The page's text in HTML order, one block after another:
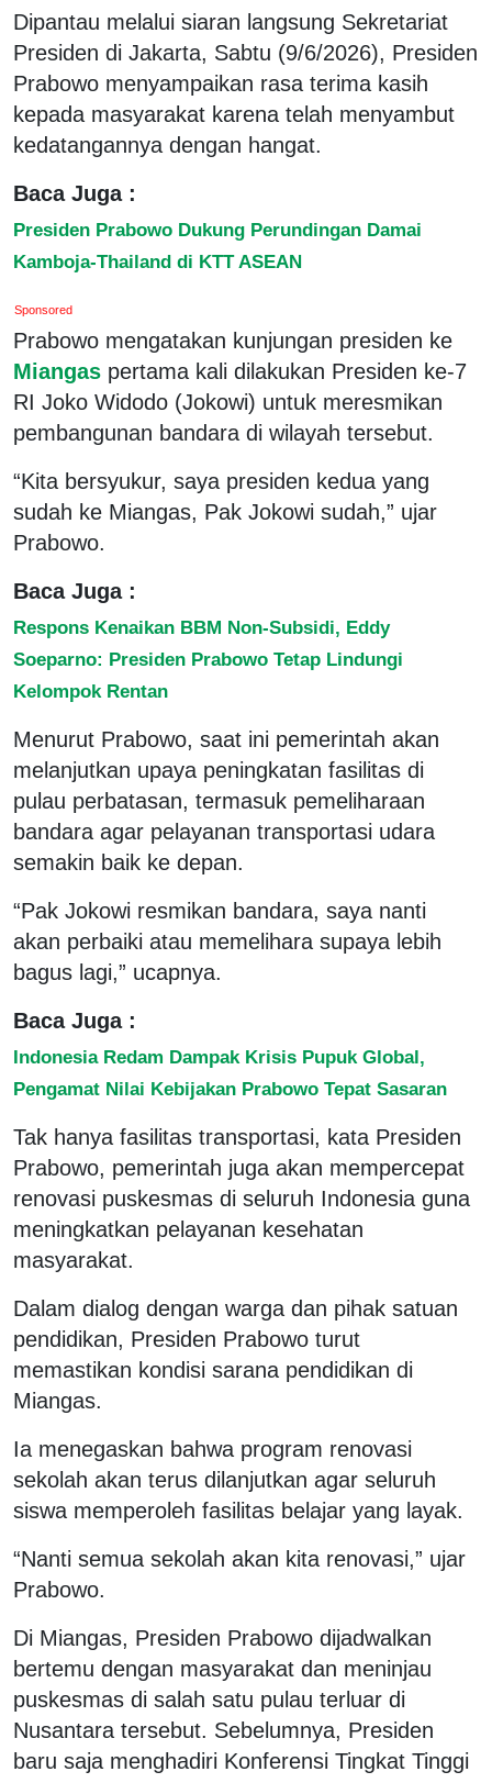
Dipantau melalui siaran langsung Sekretariat
Presiden di Jakarta, Sabtu (9/6/2026), Presiden
Prabowo menyampaikan rasa terima kasih
kepada masyarakat karena telah menyambut
kedatangannya dengan hangat.
Baca Juga :
Presiden Prabowo Dukung Perundingan Damai
Kamboja-Thailand di KTT ASEAN
Sponsored
Prabowo mengatakan kunjungan presiden ke
Miangas pertama kali dilakukan Presiden ke-7
RI Joko Widodo (Jokowi) untuk meresmikan
pembangunan bandara di wilayah tersebut.
“Kita bersyukur, saya presiden kedua yang
sudah ke Miangas, Pak Jokowi sudah,” ujar
Prabowo.
Baca Juga :
Respons Kenaikan BBM Non-Subsidi, Eddy
Soeparno: Presiden Prabowo Tetap Lindungi
Kelompok Rentan
Menurut Prabowo, saat ini pemerintah akan
melanjutkan upaya peningkatan fasilitas di
pulau perbatasan, termasuk pemeliharaan
bandara agar pelayanan transportasi udara
semakin baik ke depan.
“Pak Jokowi resmikan bandara, saya nanti
akan perbaiki atau memelihara supaya lebih
bagus lagi,” ucapnya.
Baca Juga :
Indonesia Redam Dampak Krisis Pupuk Global,
Pengamat Nilai Kebijakan Prabowo Tepat Sasaran
Tak hanya fasilitas transportasi, kata Presiden
Prabowo, pemerintah juga akan mempercepat
renovasi puskesmas di seluruh Indonesia guna
meningkatkan pelayanan kesehatan
masyarakat.
Dalam dialog dengan warga dan pihak satuan
pendidikan, Presiden Prabowo turut
memastikan kondisi sarana pendidikan di
Miangas.
Ia menegaskan bahwa program renovasi
sekolah akan terus dilanjutkan agar seluruh
siswa memperoleh fasilitas belajar yang layak.
“Nanti semua sekolah akan kita renovasi,” ujar
Prabowo.
Di Miangas, Presiden Prabowo dijadwalkan
bertemu dengan masyarakat dan meninjau
puskesmas di salah satu pulau terluar di
Nusantara tersebut. Sebelumnya, Presiden
baru saja menghadiri Konferensi Tingkat Tinggi